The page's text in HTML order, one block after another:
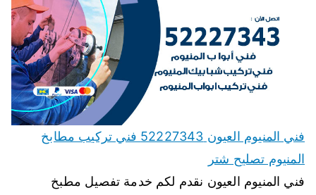
فني المنيوم العيون 52227343 فني تركيب مطابخ
المنيوم تصليح شتر
فني المنيوم العيون نقدم لكم خدمة تفصيل مطبخ